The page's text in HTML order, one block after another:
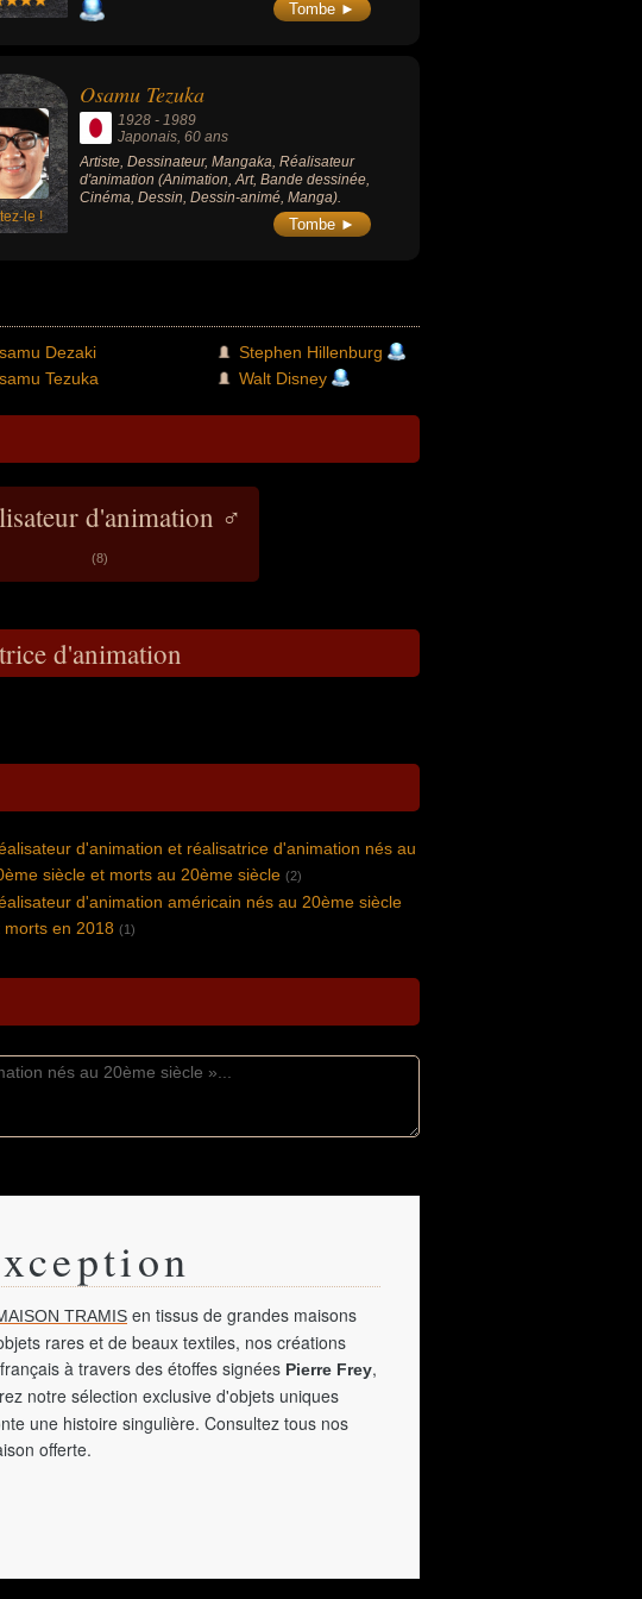
Tombe ►
le !
Osamu Tezuka
1928 - 1989
Japonais , 60 ans
Artiste, Dessinateur, Mangaka, Réalisateur
d'animation (Animation, Art, Bande dessinée,
Cinéma, Dessin, Dessin-animé, Manga).
Tombe ►
Dezaki
Tezuka
Stephen Hillenburg
Walt Disney
d'animation ♂
(8)
d'animation
d'animation et réalisatrice d'animation nés au
siècle et morts au 20ème siècle (2)
d'animation américain nés au 20ème siècle
morts en 2018 (1)
TRAMIS en tissus de grandes maisons
rares et de beaux textiles, nos créations
à travers des étoffes signées Pierre Frey,
notre sélection exclusive d'objets uniques
une histoire singulière. Consultez tous nos
offerte.